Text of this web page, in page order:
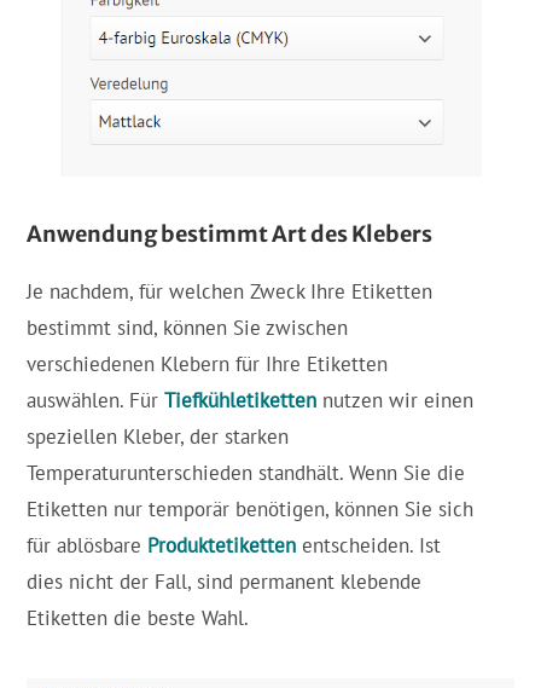
Anwendung bestimmt Art des Klebers
Je nachdem, für welchen Zweck Ihre Etiketten
bestimmt sind, können Sie zwischen
verschiedenen Klebern für Ihre Etiketten
auswählen. FürTiefkühletiketten nutzen wir einen
speziellen Kleber, der starken
Temperaturunterschieden standhält. Wenn Sie die
Etiketten nur temporär benötigen, können Sie sich
für ablösbare Produktetiketten entscheiden. Ist
dies nicht der Fall, sind permanent klebende
Etiketten die beste Wahl.